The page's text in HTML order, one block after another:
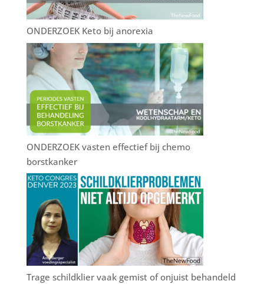
ONDERZOEK Keto bij anorexia
ONDERZOEK vasten effectief bij chemo
borstkanker
Trage schildklier vaak gemist of onjuist behandeld